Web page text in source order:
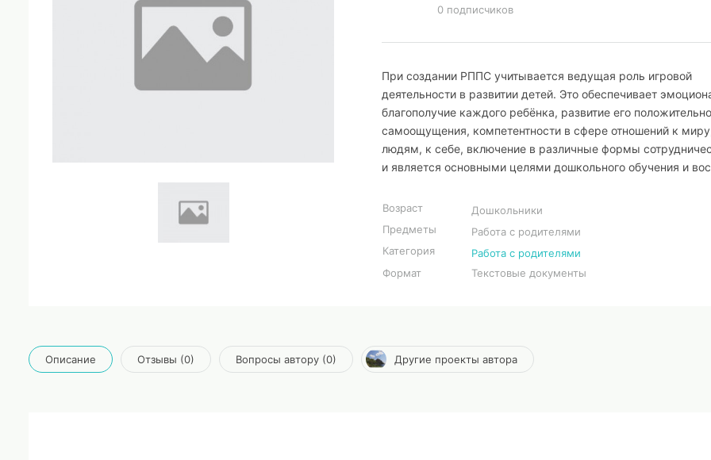
0 подписчиков
При создании РППС учитывается ведущая роль игровой
деятельности в развитии детей. Это обеспечивает
благополучие каждого ребёнка, развитие его
самоощущения, компетентности в сфере отношений к
людям, к себе, включение в различные формы
и является основными целями дошкольного обучения и
Возраст
Дошкольники
Предметы
Работа с родителями
Категория
Работа с родителями
Формат
Текстовые документы
Описание Отзывы (0) Вопросы автору (0) Другие проекты автора